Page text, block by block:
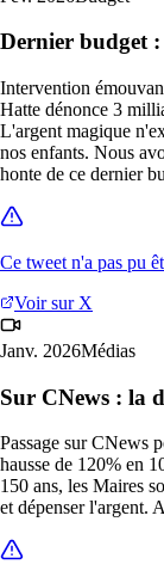
Dernier budget
Intervention
Hatte dénonce 3
L'argent magique
nos enfants. Nous
honte de ce dernier
Ce tweet n'a pas pu
Voir sur X
Janv. 2026Médias
Sur CNews : la
Passage sur CNews
hausse de 120% en
150 ans, les Maires
et dépenser l'argent.